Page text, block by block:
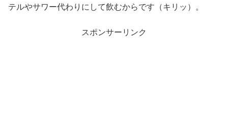
テルやサワー代わりにして飲むからです（キリッ）。
スポンサーリンク